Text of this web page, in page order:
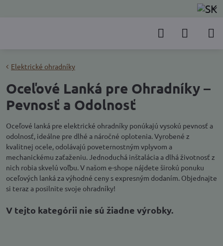
Elektrické ohradníky
Oceľové Lanká pre Ohradníky –
Pevnosť a Odolnosť
Oceľové lanká pre elektrické ohradníky ponúkajú vysokú pevnosť a
odolnosť, ideálne pre dlhé a náročné oplotenia. Vyrobené z
kvalitnej ocele, odolávajú poveternostným vplyvom a
mechanickému zaťaženiu. Jednoduchá inštalácia a dlhá životnosť z
nich robia skvelú voľbu. V našom e-shope nájdete širokú ponuku
oceľových lanká za výhodné ceny s expresným dodaním. Objednajte
si teraz a posilnite svoje ohradníky!